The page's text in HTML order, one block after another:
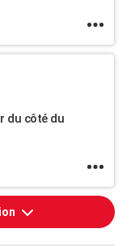
du côté du